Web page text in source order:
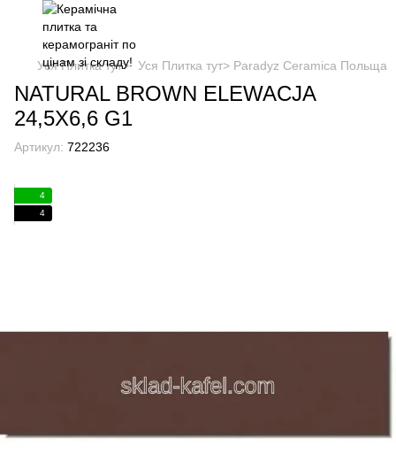
Уся Плитка тут> Уся Плитка тут> Paradyz Ceramica Польща
NATURAL BROWN ELEWACJA
24,5X6,6 G1
Артикул: 722236
4
4